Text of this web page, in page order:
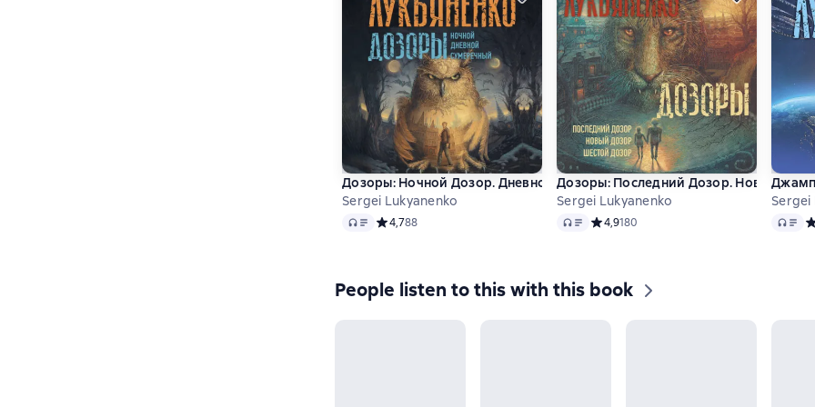
Дозоры: Ночной Дозор. Дневной Дозор. Сумеречный Дозор
Sergei Lukyanenko
Audio Средний рейтинг 4,7 на основе 88 оценок
4,788
Дозоры: Последний Дозор. Новый
Sergei Lukyanenko
Audio Средний рейтинг 4,9 на основе 180
4,9180
Sergei
Audio
People listen to this with this book